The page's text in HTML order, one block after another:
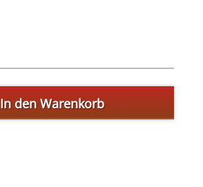
In den Warenkorb